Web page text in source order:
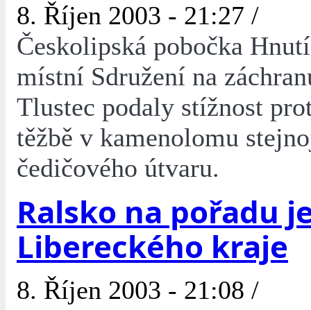
8. Říjen 2003 - 21:27 /
Českolipská pobočka
místní Sdružení na
Tlustec podaly stížnost
těžbě v kamenolomu
čedičového útvaru.
Ralsko na pořadu
Libereckého kraje
8. Říjen 2003 - 21:08 /